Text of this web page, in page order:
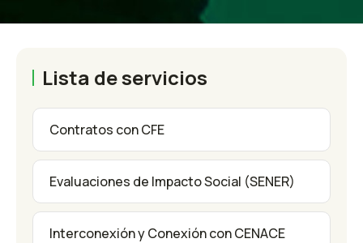
Lista de servicios
Contratos con CFE
Evaluaciones de Impacto Social (SENER)
Interconexión y Conexión con CENACE